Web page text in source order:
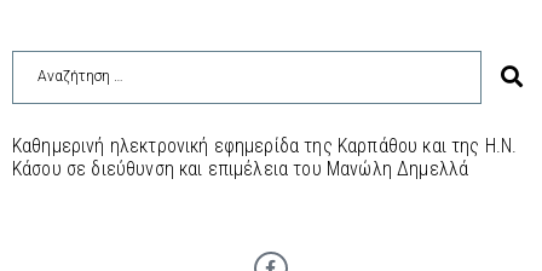
Καθημερινή ηλεκτρονική εφημερίδα της Καρπάθου και της Η.Ν.
Κάσου σε διεύθυνση και επιμέλεια του Μανώλη Δημελλά